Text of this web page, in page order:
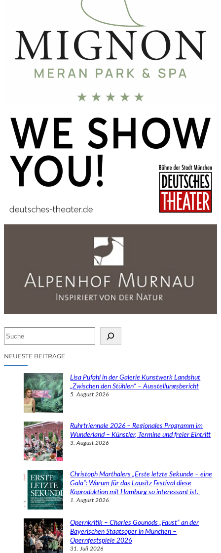
cNEUESTE BEITRÄGE
Lisa Pufahl in der Galerie Kunstwerk Landshut
„Zwischen den Stühlen“ – Ausstellungsbericht
5. August 2026
Ruhrtriennale 2026 – Regionales Programm im
Wunderland – Künstler, Termine und freier Eintritt
3. August 2026
Christoph Marthalers „Erste letzte Sekunde – eine
Gala“: Warum für das Lausitz Festival diese
Koproduktion mit Hamburg so interessant ist.
1. August 2026
Opernkritik – Charles Gounods „Faust“ an der
Bayerischen Staatsoper in München –
Opernfestspiele 2026
31. Juli 2026